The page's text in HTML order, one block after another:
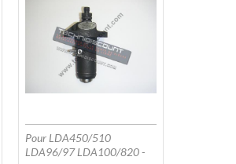
6590033 - STANADYNE
32500 - 787021 -
NPFR1K70A179 -
PFR1K70A421/2 -
0414171061 KOHLER
ED0065902630-S
Pour LDA450/510
LDA96/97 LDA100/820 -